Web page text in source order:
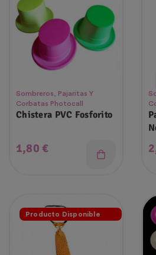
Sombreros, Pajaritas Y
Corbatas Photocall
Chistera PVC Fosforito
Precio
1,80 €
Producto Disponible
Con Otras Opciones